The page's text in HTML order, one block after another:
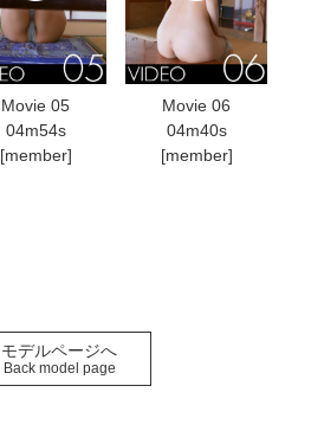
Movie 05
04m54s
[member]
Movie 06
04m40s
[member]
モデルページへ
Back model page